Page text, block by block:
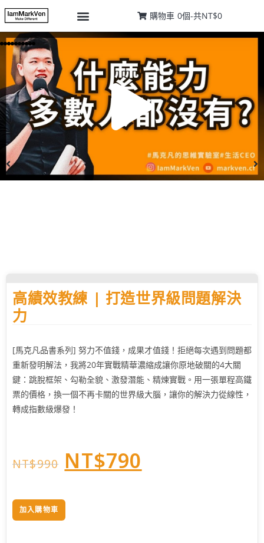
購物車 0個-共NT$0
高績效教練 | 打造世界級問題解決
力
[馬克凡品書系列] 努力不值錢，成果才值錢！拒絕每次遇到問題都
重新發明解法，我將20年實戰精華濃縮成讓你原地破關的4大關
鍵：跳脫框架、勾勒全貌、激發潛能、精煉實戰。用一張單程高鐵
票的價格，換一個不再卡關的世界級大腦，讓你的解決力從線性，
轉成指數級爆發！
NT$990 NT$790
加入購物車